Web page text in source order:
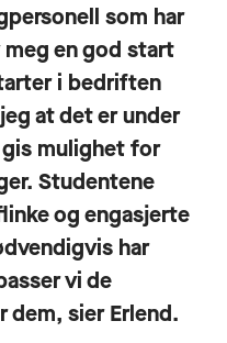
som har
en god start
i bedriften
at det er under
mulighet for
Studentene
og engasjerte
har
vi de
dem, sier Erlend.